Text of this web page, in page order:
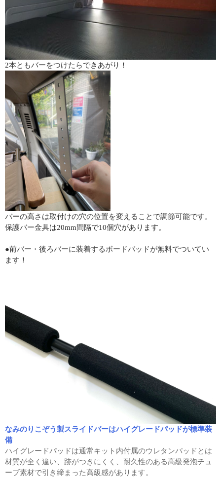
2本ともバーをつけたらできあがり！
バーの高さは取付けの穴の位置を変えることで調節可能です。
保護バー金具は20mm間隔で10個穴があります。
●前バー・後ろバーに装着するボードパッドが無料でついてい
ます！
なみのりこぞう製スライドバーはハイグレードパッドが標準装
備
ハイグレードパッドは通常キット内付属のウレタンパッドとは
材質が全く違い、跡がつきにくく、耐久性のある高級発泡チュ
ーブ素材で引き締まった高級感があります。